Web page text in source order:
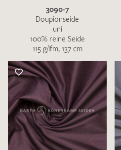
3090-7
Doupionseide
uni
100% reine Seide
115 g/lfm, 137 cm